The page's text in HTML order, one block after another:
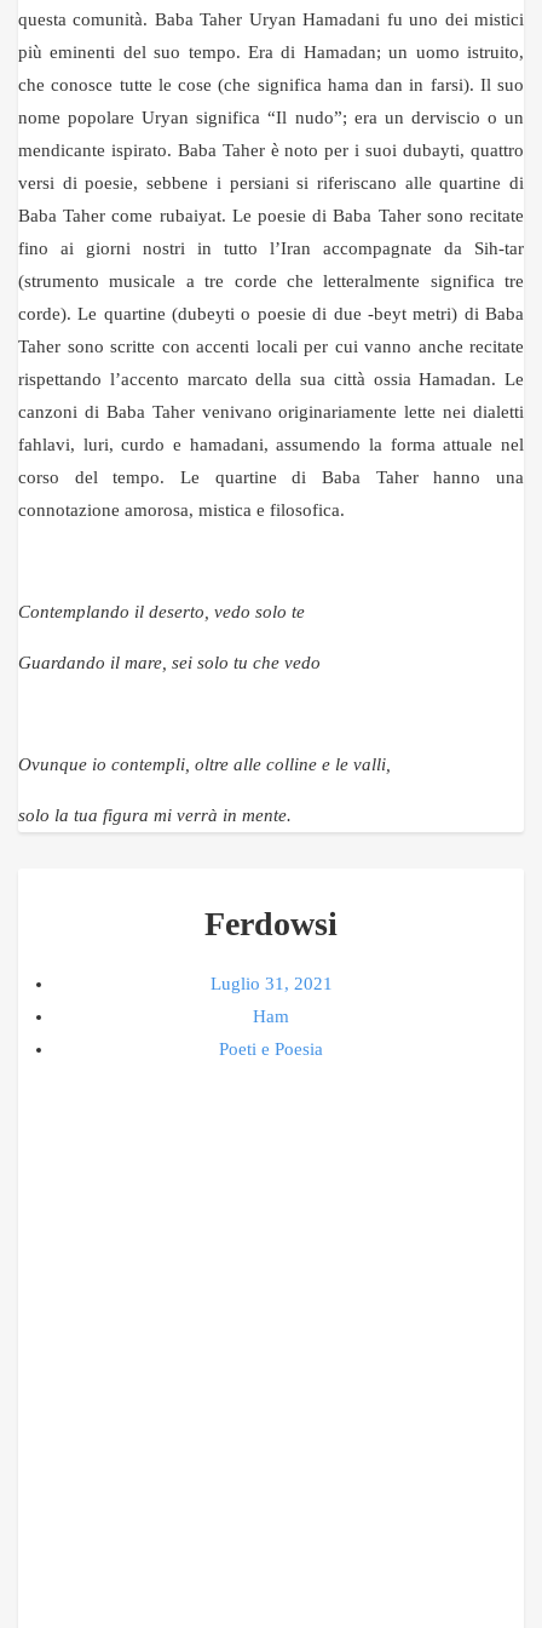
questa comunità. Baba Taher Uryan Hamadani fu uno dei mistici
più eminenti del suo tempo. Era di Hamadan; un uomo istruito,
che conosce tutte le cose (che significa hama dan in farsi). Il suo
nome popolare Uryan significa “Il nudo”; era un derviscio o un
mendicante ispirato. Baba Taher è noto per i suoi dubayti, quattro
versi di poesie, sebbene i persiani si riferiscano alle quartine di
Baba Taher come rubaiyat. Le poesie di Baba Taher sono recitate
fino ai giorni nostri in tutto l’Iran accompagnate da Sih-tar
(strumento musicale a tre corde che letteralmente significa tre
corde). Le quartine (dubeyti o poesie di due -beyt metri) di Baba
Taher sono scritte con accenti locali per cui vanno anche recitate
rispettando l’accento marcato della sua città ossia Hamadan. Le
canzoni di Baba Taher venivano originariamente lette nei dialetti
fahlavi, luri, curdo e hamadani, assumendo la forma attuale nel
corso del tempo. Le quartine di Baba Taher hanno una
connotazione amorosa, mistica e filosofica.
Contemplando il deserto, vedo solo te
Guardando il mare, sei solo tu che vedo
Ovunque io contempli, oltre alle colline e le valli
solo la tua figura mi verrà in mente.
Ferdowsi
Luglio 31, 2021
Ham
Poeti e Poesia